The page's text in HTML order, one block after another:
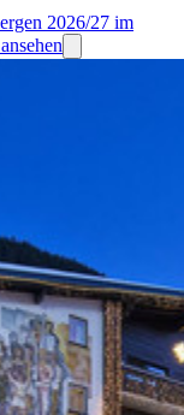
2026/27 im